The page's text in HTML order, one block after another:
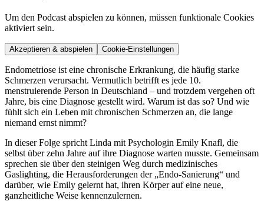
Um den Podcast abspielen zu können, müssen funktionale Cookies
aktiviert sein.
Akzeptieren & abspielen Cookie-Einstellungen
Endometriose ist eine chronische Erkrankung, die häufig starke
Schmerzen verursacht. Vermutlich betrifft es jede 10.
menstruierende Person in Deutschland – und trotzdem vergehen oft
Jahre, bis eine Diagnose gestellt wird. Warum ist das so? Und wie
fühlt sich ein Leben mit chronischen Schmerzen an, die lange
niemand ernst nimmt?
In dieser Folge spricht Linda mit Psychologin Emily Knafl, die
selbst über zehn Jahre auf ihre Diagnose warten musste. Gemeinsam
sprechen sie über den steinigen Weg durch medizinisches
Gaslighting, die Herausforderungen der „Endo-Sanierung“ und
darüber, wie Emily gelernt hat, ihren Körper auf eine neue,
ganzheitliche Weise kennenzulernen.